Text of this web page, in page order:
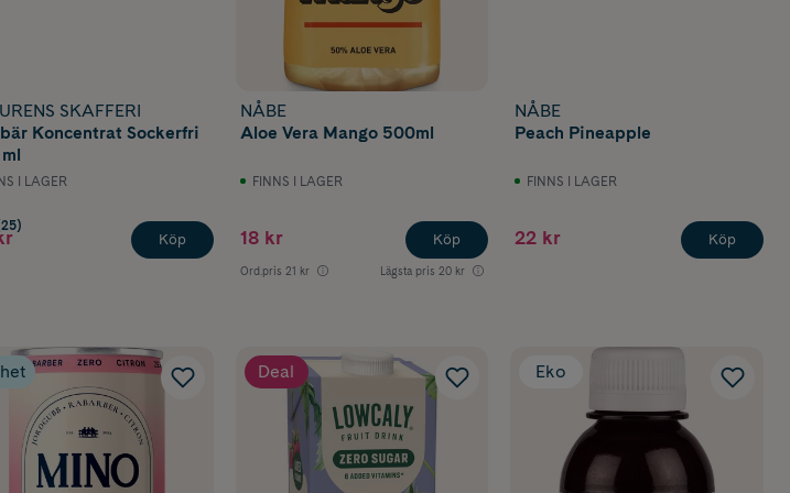
SKAFFERI
Koncentrat Sockerfri
I LAGER
Köp
NÅBE
Aloe Vera Mango 500ml
FINNS I LAGER
18 kr
Ord.pris 21 kr Lägsta pris 20 kr
Köp
NÅBE
Peach Pineapple
FINNS I LAGER
22 kr Köp
Deal Eko